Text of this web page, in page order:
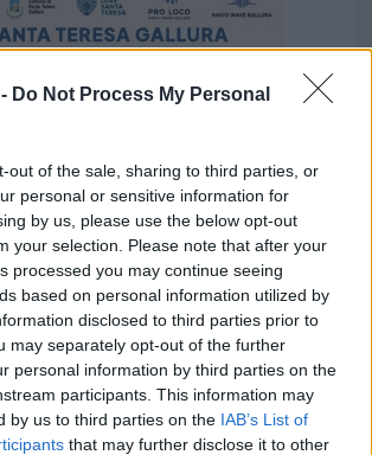
Do Not Process My Personal
out of the sale, sharing to third parties, or
personal or sensitive information for
by us, please use the below opt-out
your selection. Please note that after your
processed you may continue seeing
based on personal information utilized by
disclosed to third parties prior to
may separately opt-out of the further
personal information by third parties on the
participants. This information may
by us to third parties on the IAB’s List of
that may further disclose it to other
le pubblicità nazionali?
asoli € 1,10 al mese
qui